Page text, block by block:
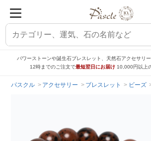
パワーストーンや誕生石ブレスレット、天然石アクセサリ
12時までのご注文で最短翌日にお届け 10,000円以上
パスクル アクセサリー ブレスレット ビーズ